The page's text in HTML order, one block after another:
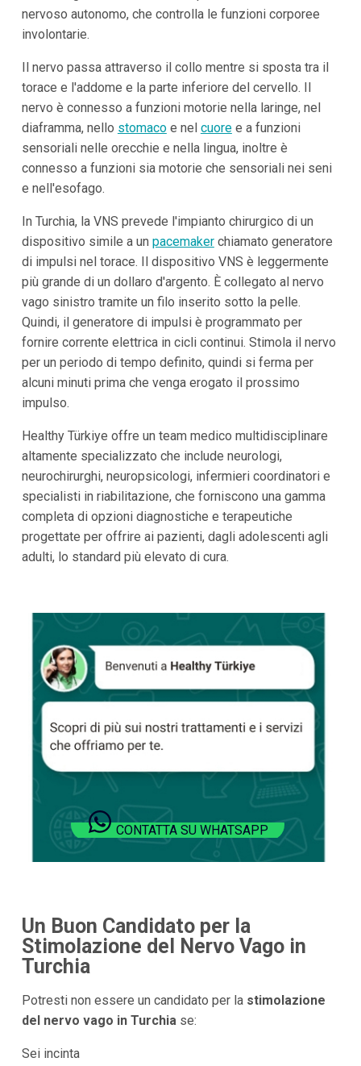
nervoso autonomo, che controlla le funzioni corporee
involontarie.
Il nervo passa attraverso il collo mentre si sposta tra il
torace e l'addome e la parte inferiore del cervello. Il
nervo è connesso a funzioni motorie nella laringe, nel
diaframma, nello stomacoe nel cuoree a funzioni
sensoriali nelle orecchie e nella lingua, inoltre è
connesso a funzioni sia motorie che sensoriali nei seni
e nell'esofago.
In Turchia, la VNS prevede l'impianto chirurgico di un
dispositivo simile a un pacemakerchiamato generatore
di impulsi nel torace. Il dispositivo VNS è leggermente
più grande di un dollaro d'argento. È collegato al nervo
vago sinistro tramite un filo inserito sotto la pelle.
Quindi, il generatore di impulsi è programmato per
fornire corrente elettrica in cicli continui. Stimola il nervo
per un periodo di tempo definito, quindi si ferma per
alcuni minuti prima che venga erogato il prossimo
impulso.
Healthy Türkiye offre un team medico multidisciplinare
altamente specializzato che include neurologi,
neurochirurghi, neuropsicologi, infermieri coordinatori e
specialisti in riabilitazione, che forniscono una gamma
completa di opzioni diagnostiche e terapeutiche
progettate per offrire ai pazienti, dagli adolescenti agli
adulti, lo standard più elevato di cura.
CONTATTA SU WHATSAPP
Un Buon Candidato per la
Stimolazione del Nervo Vago in
Turchia
Potresti non essere un candidato per la stimolazione
del nervo vago in Turchiase:
Sei incinta